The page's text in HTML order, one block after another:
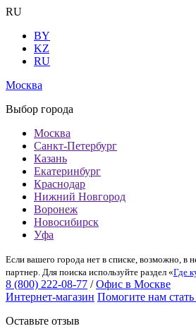
RU
BY
KZ
RU
Москва
Выбор города
Москва
Санкт-Петербург
Казань
Екатеринбург
Краснодар
Нижний Новгород
Воронеж
Новосибирск
Уфа
Если вашего города нет в списке, возможно, в
партнер. Для поиска используйте раздел «Где
8 (800) 222-08-77 / Офис в Москве
Интернет-магазин Помогите нам
Оставьте отзыв